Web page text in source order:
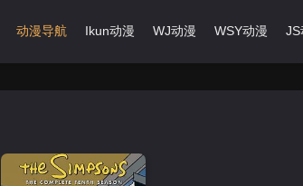
动漫导航 Ikun动漫 WJ动漫 WSY动漫 JS